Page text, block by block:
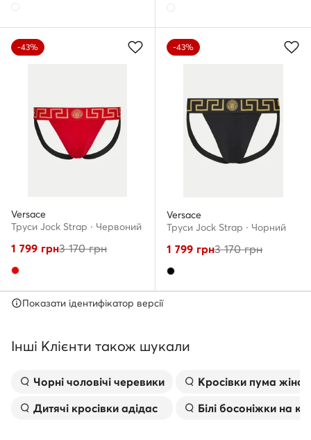
-43%
Versace
Труси Jock Strap · Червоний
1 799 грн3 170грн
-43%
Versace
Труси Jock Strap · Чорний
1 799 грн3 170грн
Показати ідентифікатор версії
Інші Клієнти також шукали
Чорні чоловічі черевики
Дитячі кросівки адідас
Kросівки пума
Білі босоніжки на